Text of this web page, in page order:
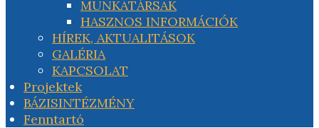
MUNKATÁRSAK
HASZNOS INFORMÁCIÓK
HÍREK, AKTUALITÁSOK
GALÉRIA
KAPCSOLAT
Projektek
BÁZISINTÉZMÉNY
Fenntartó